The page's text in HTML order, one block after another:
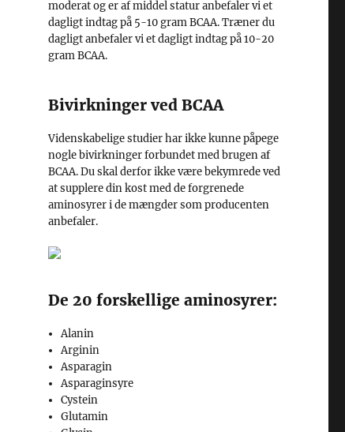
moderat og er af middel statur anbefaler vi et
dagligt indtag på 5-10 gram BCAA. Træner du
dagligt anbefaler vi et dagligt indtag på 10-20
gram BCAA.
Bivirkninger ved BCAA
Videnskabelige studier har ikke kunne påpege
nogle bivirkninger forbundet med brugen af
BCAA. Du skal derfor ikke være bekymrede ved
at supplere din kost med de forgrenede
aminosyrer i de mængder som producenten
anbefaler.
De 20 forskellige aminosyrer:
Alanin
Arginin
Asparagin
Asparaginsyre
Cystein
Glutamin